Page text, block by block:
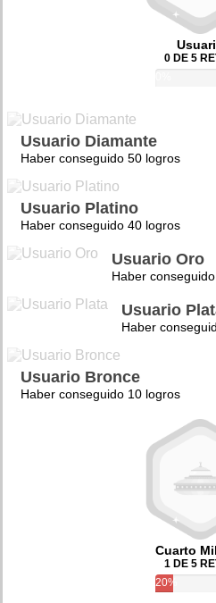
0 DE 5
Usuario Diamante
Haber conseguido 50 logros
Usuario Platino
Haber conseguido 40 logros
Usuario Oro
Haber
Usuario
Haber
Usuario Bronce
Haber conseguido 10 logros
Cuarto
1 DE 5
20%